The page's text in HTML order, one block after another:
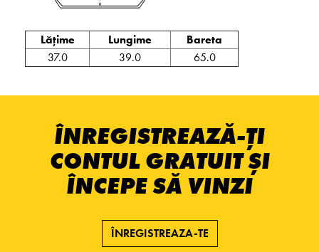
Lățime Lungime
Bareta
37.0
39.0 65.0
ÎNREGISTREAZĂ-ȚI
CONTUL GRATUIT ȘI
ÎNCEPE SĂ VINZI
ÎNREGISTREAZA-TE